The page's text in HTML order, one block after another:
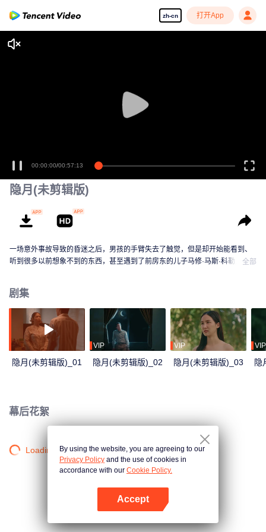
zh-cn 打开App
00:00:00/00:57:13
隐月(未剪辑版)
一场意外事故导致的昏迷之后，男孩的手臂失去了触觉，但是却开始能看到、
听到很多以前想象不到的东西，甚至遇到了前房东的儿子马修·马斯·科勒里奇全部
剧集
隐月(未剪辑版)_01
VIP
隐月(未剪辑版)_02
VIP
隐月(未剪辑版)_03
VIP
隐
幕后花絮
Loading…By using the website, you are agreeing to our
Privacy Policy and the use of cookies in
accordance with our Cookie Policy.
Accept